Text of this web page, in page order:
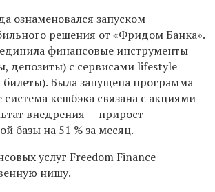
ознаменовался запуском
решения от «Фридом Банка».
финансовые инструменты
депозиты) с сервисами lifestyle
Была запущена программа
система кешбэка связана с акциями
внедрения — прирост
базы на 51 % за месяц.
услуг Freedom Finance
нишу.